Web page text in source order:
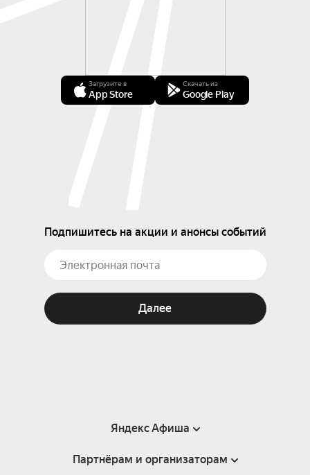
Загрузите в
App Store
Скачать из
Google Play
Подпишитесь на акции и анонсы событий
Далее
Яндекс Афиша
Справка
Партнёрам и организаторам